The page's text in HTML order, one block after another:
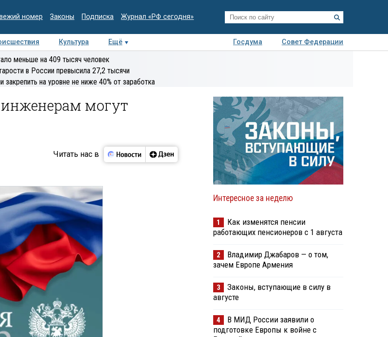
номер Законы Подписка Журнал «РФ сегодня»
Культура Ещё Госдума
Совет Федерации
Интервью Колумнисты
меньше на 409 тысяч человек
в России превысила 27,2 тысячи
на уровне не ниже 40% от заработка
могут
Читать нас в
Интересное за неделю
1
Как изменятся пенсии
работающих пенсионеров с 1 августа
2
Владимир Джабаров — о том,
зачем Европе Армения
3
Законы, вступающие в силу в
августе
4
В МИД России заявили о
подготовке Европы к войне с